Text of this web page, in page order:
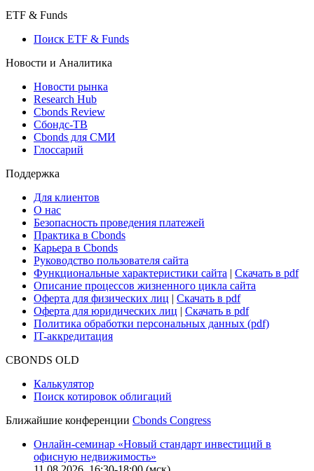
ETF & Funds
Поиск ETF & Funds
Новости и Аналитика
Новости рынка
Research Hub
Cbonds Review
Сбондс-ТВ
Cbonds для СМИ
Глоссарий
Поддержка
Для клиентов
О нас
Безопасность проведения платежей
Практика в Cbonds
Карьера в Cbonds
Руководство пользователя сайта
Функциональные характеристики сайта | Скачать в pdf
Описание процессов жизненного цикла сайта
Оферта для физических лиц | Скачать в pdf
Оферта для юридических лиц | Скачать в pdf
Политика обработки персональных данных (pdf)
IT-аккредитация
CBONDS OLD
Калькулятор
Поиск котировок облигаций
Ближайшие конференции Cbonds Congress
Онлайн-семинар «Новый стандарт инвестиций в
офисную недвижимость»